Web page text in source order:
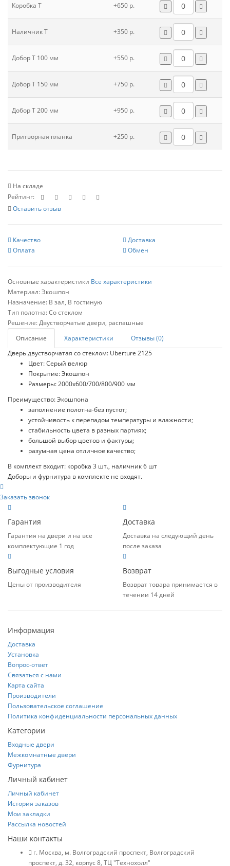
Коробка Т +650 р.
Наличник Т +350 р.
Добор Т 100 мм +550 р.
Добор Т 150 мм +750 р.
Добор Т 200 мм +950 р.
Притворная планка +250 р.
На складе
Рейтинг:
Оставить отзыв
Качество
Доставка
Оплата
Обмен
Основные характеристики Все характеристики
Материал:Экошпон
Назначение: В зал, В гостиную
Тип полотна:Со стеклом
Решение:Двустворчатые двери, распашные
Описание
Характеристики
Отзывы (0)
Дверь двустворчатая со стеклом: Uberture 2125
Цвет: Серый велюр
Покрытие: Экошпон
Размеры: 2000х600/700/800/900 мм
Преимущество: Экошпона
заполнение полотна-без пустот;
устойчивость к перепадом температуры и влажности;
стабильность цвета в разных партиях;
большой выбор цветов и фактуры;
разумная цена отличное качество;
В комплект входит: коробка 3 шт., наличник 6 шт
Доборы и фурнитура в комплекте не входят.
Заказать звонок
Гарантия
Гарантия на двери и на все
комплектующие 1 год
Доставка
Доставка на следующий день
после заказа
Выгодные условия
Цены от производителя
Возврат
Возврат товара принимается в
течении 14 дней
Информация
Доставка
Установка
Вопрос-ответ
Связаться с нами
Карта сайта
Производители
Пользовательское соглашение
Политика конфиденциальности персональных данных
Категории
Входные двери
Межкомнатные двери
Фурнитура
Личный кабинет
Личный кабинет
История заказов
Мои закладки
Рассылка новостей
Наши контакты
г. Москва, м. Волгоградский проспект, Волгоградский
проспект, д. 32, корпус 8, ТЦ "Технохолл"